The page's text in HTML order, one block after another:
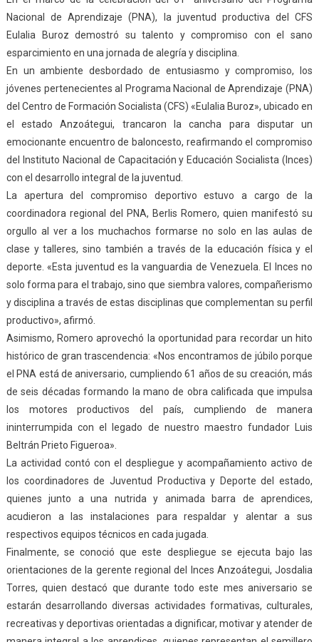
Nacional de Aprendizaje (PNA), la juventud productiva del CFS
Eulalia Buroz demostró su talento y compromiso con el sano
esparcimiento en una jornada de alegría y disciplina.
En un ambiente desbordado de entusiasmo y compromiso, los
jóvenes pertenecientes al Programa Nacional de Aprendizaje (PNA)
del Centro de Formación Socialista (CFS) «Eulalia Buroz», ubicado en
el estado Anzoátegui, trancaron la cancha para disputar un
emocionante encuentro de baloncesto, reafirmando el compromiso
del Instituto Nacional de Capacitación y Educación Socialista (Inces)
con el desarrollo integral de la juventud.
La apertura del compromiso deportivo estuvo a cargo de la
coordinadora regional del PNA, Berlis Romero, quien manifestó su
orgullo al ver a los muchachos formarse no solo en las aulas de
clase y talleres, sino también a través de la educación física y el
deporte. «Esta juventud es la vanguardia de Venezuela. El Inces no
solo forma para el trabajo, sino que siembra valores, compañerismo
y disciplina a través de estas disciplinas que complementan su perfil
productivo», afirmó.
Asimismo, Romero aprovechó la oportunidad para recordar un hito
histórico de gran trascendencia: «Nos encontramos de júbilo porque
el PNA está de aniversario, cumpliendo 61 años de su creación, más
de seis décadas formando la mano de obra calificada que impulsa
los motores productivos del país, cumpliendo de manera
ininterrumpida con el legado de nuestro maestro fundador Luis
Beltrán Prieto Figueroa».
La actividad contó con el despliegue y acompañamiento activo de
los coordinadores de Juventud Productiva y Deporte del estado,
quienes junto a una nutrida y animada barra de aprendices,
acudieron a las instalaciones para respaldar y alentar a sus
respectivos equipos técnicos en cada jugada.
Finalmente, se conoció que este despliegue se ejecuta bajo las
orientaciones de la gerente regional del Inces Anzoátegui, Josdalia
Torres, quien destacó que durante todo este mes aniversario se
estarán desarrollando diversas actividades formativas, culturales,
recreativas y deportivas orientadas a dignificar, motivar y atender de